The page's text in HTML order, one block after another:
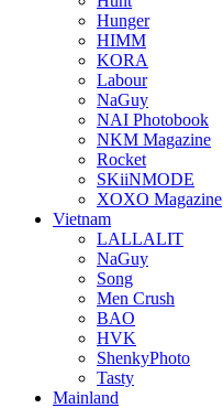
Hunger
HIMM
KORA
Labour
NaGuy
NAI Photobook
NKM Magazine
Rocket
SKiiNMODE
XOXO Magazine
Vietnam
LALLALIT
NaGuy
Song
Men Crush
BAO
HVK
ShenkyPhoto
Tasty
Mainland